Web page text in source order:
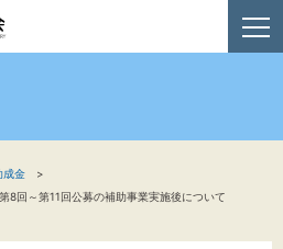
新着情報
成金
8回～第11回公募の補助事業実施後について